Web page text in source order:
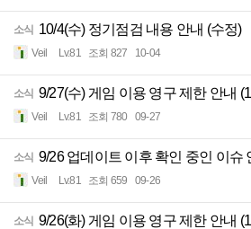
소식 10/4(수) 정기점검 내용 안내 (수정)
Veil Lv.81 조회 827 10-04
소식 9/27(수) 게임 이용 영구 제한 안내
Veil Lv.81 조회 780 09-27
소식 9/26 업데이트 이후 확인 중인 이슈
Veil Lv.81 조회 659 09-26
소식 9/26(화) 게임 이용 영구 제한 안내